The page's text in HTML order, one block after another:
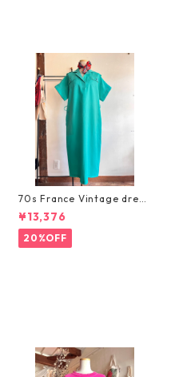
70s France Vintage dres
s/フランスヴィンテージ・
ターコイズグリーンのサフ
ァリワンピース
¥13,376
20%OFF